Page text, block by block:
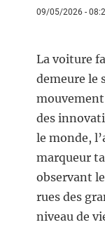
09/05/2026 -
La voiture
demeure le
des
le monde,
marqueur
observant
rues des
niveau de